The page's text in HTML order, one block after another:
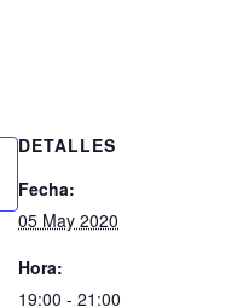
DETALLES
Fecha:
05 May 2020
Hora:
19:00 - 21:00